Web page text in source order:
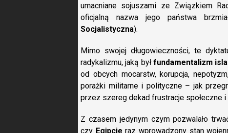
umacniane sojuszami ze Związkiem
oficjalną nazwa jego państwa
Socjalistyczna).
Mimo swojej długowieczności, te
radykalizmu, jaką był fundamentalizm
od obcych mocarstw, korupcja,
porażki militarne i polityczne – jak
przez szereg dekad frustracje społeczne
Z czasem jedynym czym pozwalało
czy Egipcie raz wprowadzony stan